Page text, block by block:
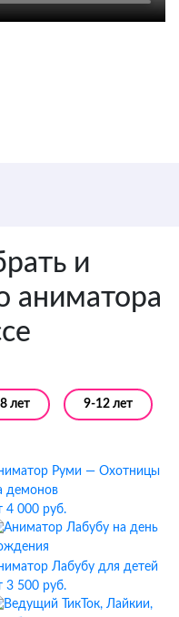
и
аниматора
лет 9-12 лет
Руми — Охотницы
демонов
4 000 руб.
Лабубу для детей
3 500 руб.